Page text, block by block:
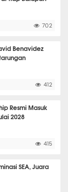
702
Benavidez
412
Resmi Masuk
2028
415
SEA, Juara